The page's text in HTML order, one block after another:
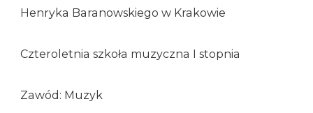
Henryka Baranowskiego w Krakowie
Czteroletnia szkoła muzyczna I stopnia
Zawód: Muzyk